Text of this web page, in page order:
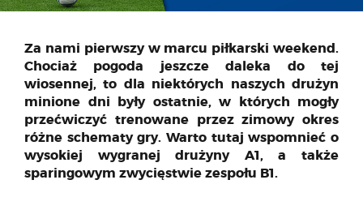
Za nami pierwszy w marcu piłkarski weekend.
Chociaż pogoda jeszcze daleka do tej
wiosennej, to dla niektórych naszych drużyn
minione dni były ostatnie, w których mogły
przećwiczyć trenowane przez zimowy okres
różne schematy gry. Warto tutaj wspomnieć o
wysokiej wygranej drużyny A1, a także
sparingowym zwycięstwie zespołu B1.